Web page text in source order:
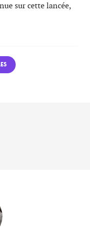
sur cette lancée,